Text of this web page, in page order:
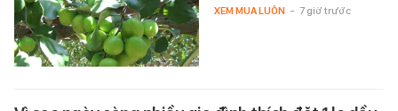
XEM MUA LUÔN - 7 giờ trước